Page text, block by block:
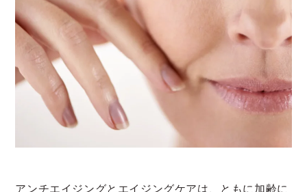
アンチエイジングとエイジングケアは、ともに加齢に